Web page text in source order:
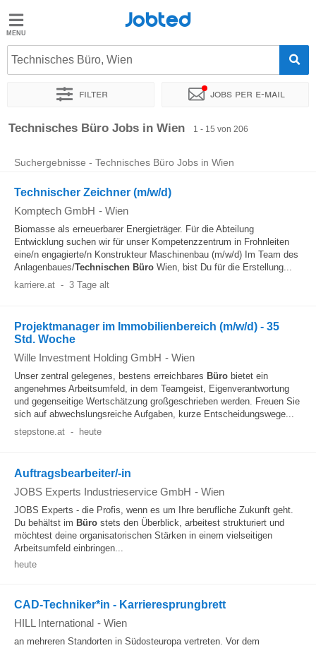
Jobted
Jobs
Jobted
Technisches Büro, Wien
Filter Jobs per e-mail
Sortieren nach Genauer Standort Unternehmen
Technisches Büro Jobs in Wien 1 - 15 von 206
Suchergebnisse - Technisches Büro Jobs in Wien
Technischer Zeichner (m/w/d)
Komptech GmbH - Wien
Biomasse als erneuerbarer Energieträger. Für die Abteilung
Entwicklung suchen wir für unser Kompetenzzentrum in Frohnleiten
eine/n engagierte/n Konstrukteur Maschinenbau (m/w/d) Im Team des
Anlagenbaues/Technischen Büro Wien, bist Du für die Erstellung...
karriere.at - 3 Tage alt
Projektmanager im Immobilienbereich (m/w/d) - 35
Std. Woche
Wille Investment Holding GmbH - Wien
Unser zentral gelegenes, bestens erreichbares Büro bietet ein
angenehmes Arbeitsumfeld, in dem Teamgeist, Eigenverantwortung
und gegenseitige Wertschätzung großgeschrieben werden. Freuen Sie
sich auf abwechslungsreiche Aufgaben, kurze Entscheidungswege...
stepstone.at - heute
Auftragsbearbeiter/-in
JOBS Experts Industrieservice GmbH - Wien
JOBS Experts - die Profis, wenn es um Ihre berufliche Zukunft geht.
Du behältst im Büro stets den Überblick, arbeitest strukturiert und
möchtest deine organisatorischen Stärken in einem vielseitigen
Arbeitsumfeld einbringen...
heute
CAD-Techniker*in - Karrieresprungbrett
HILL International - Wien
an mehreren Standorten in Südosteuropa vertreten. Vor dem